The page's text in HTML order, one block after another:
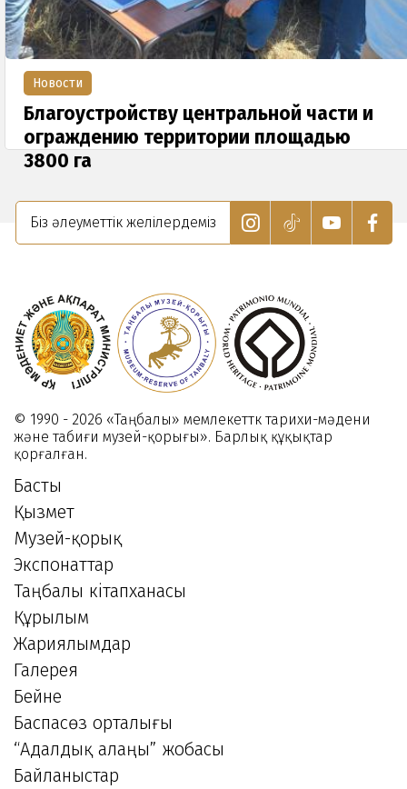
Новости
Благоустройству центральной части и
ограждению территории площадью
3800 га
Біз әлеуметтік желілердеміз
© 1990 - 2026 «Таңбалы» мемлекеттк тарихи-мәдени
және табиғи музей-қорығы». Барлық құқықтар
қорғалған.
Басты
Қызмет
Музей-қорық
Экспонаттар
Таңбалы кітапханасы
Құрылым
Жариялымдар
Галерея
Бейне
Баспасөз орталығы
“Адалдық алаңы” жобасы
Байланыстар